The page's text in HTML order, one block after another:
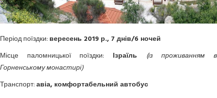
Період поїздки: вересень 2019 р., 7 днів/6 ночей
Місце паломницької поїздки: Ізраїль (із проживанням в
Горненськомумонастирі)
Транспорт:авіа, комфортабельний автобус